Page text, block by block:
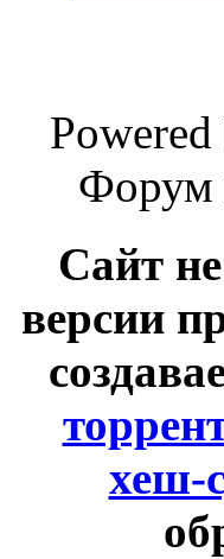
Форум
Сайт
версии
хеш-